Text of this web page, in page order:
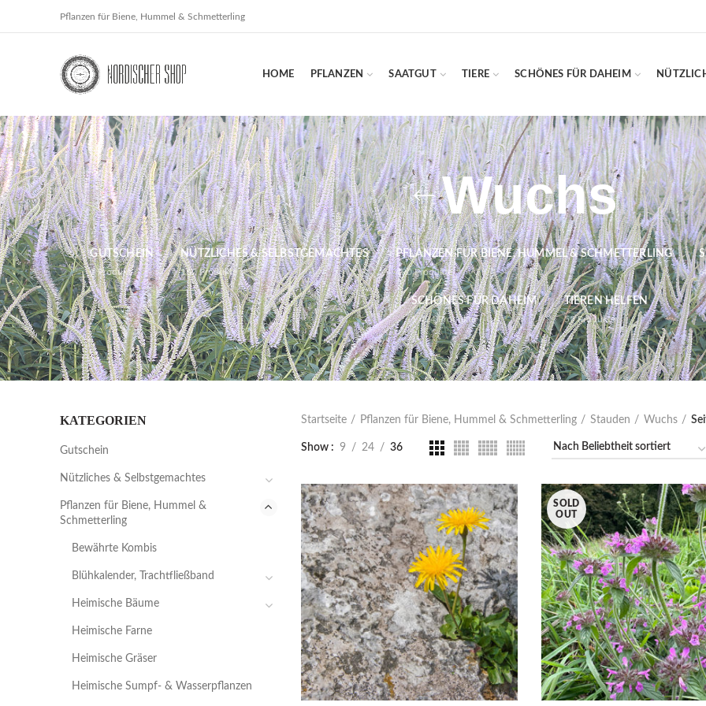
Pflanzen für Biene, Hummel & Schmetterling
HOME PFLANZEN SAATGUT TIERE SCHÖNES FÜR DAHEIM
Wuchs
GUTSCHEIN
1 Produkt
NÜTZLICHES & SELBSTGEMACHTES
162 Produkte
PFLANZEN FÜR BIENE, HUMMEL & SCHMETTERLING
490 Produkte
SCHÖNES FÜR DAHEIM
1.424 Produkte
TIEREN HELFEN
55 Produkte
Startseite Pflanzen für Biene, Hummel & Schmetterling Stauden Wuchs
Show 9 24 36
SOLD
OUT
KATEGORIEN
Gutschein
Nützliches & Selbstgemachtes
Pflanzen für Biene, Hummel &
Schmetterling
Bewährte Kombis
Blühkalender, Trachtfließband
Heimische Bäume
Heimische Farne
Heimische Gräser
Heimische Sumpf- & Wasserpflanzen